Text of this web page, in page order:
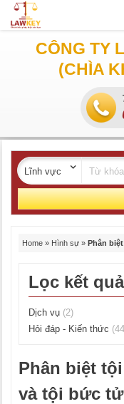
CÔNG TY
(CHÌA
Home » Hình sự » Phân
Lọc kết quả
Dịch vụ (2)
Hỏi đáp - Kiến thức
Phân biệt
và tội bức tử